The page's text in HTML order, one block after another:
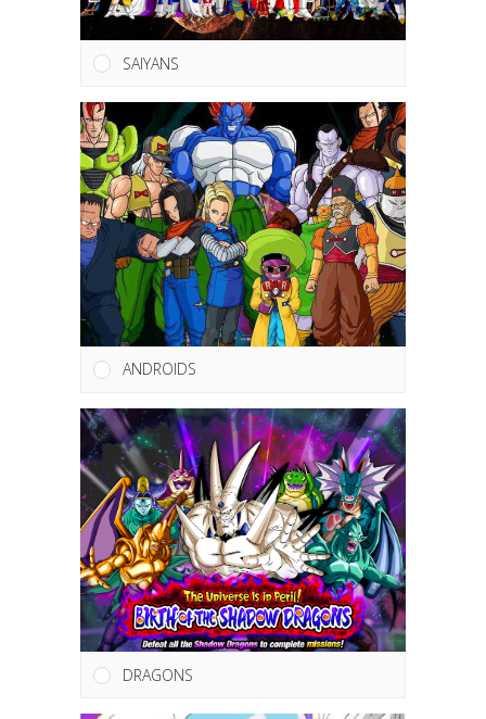
SAIYANS
ANDROIDS
DRAGONS